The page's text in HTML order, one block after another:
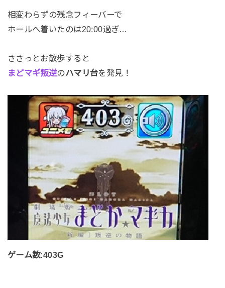
相変わらずの残念フィーバーで
ホールへ着いたのは20:00過ぎ…
ささっとお散歩すると
まどマギ叛逆のハマリ台を発見！
ゲーム数:403G